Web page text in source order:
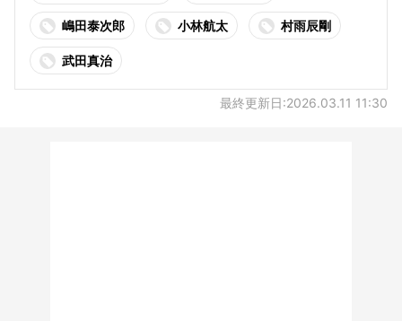
嶋田泰次郎 小林航太 村雨辰剛
武田真治
最終更新日:2026.03.11 11:30